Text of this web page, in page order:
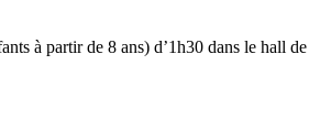
à partir de 8 ans) d’1h30 dans le hall